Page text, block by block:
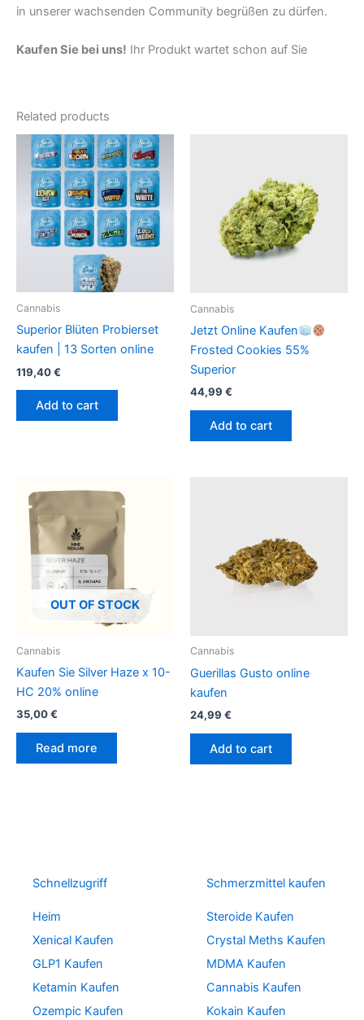
in unserer wachsenden Community begrüßen zu dürfen.
Kaufen Sie bei uns! Ihr Produkt wartet schon auf Sie
Related products
Cannabis
Superior Blüten Probierset
kaufen | 13 Sorten online
119,40€
Add to cart
Cannabis
Jetzt Online Kaufen
Frosted Cookies 55%
Superior
44,99 €
Add to cart
OUT OF STOCK
Cannabis
Kaufen Sie Silver Haze x 10-
HC 20% online
35,00€
Read more
Cannabis
Guerillas Gusto online
kaufen
24,99 €
Add to cart
Schnellzugriff
Heim
Xenical Kaufen
GLP1 Kaufen
Ketamin Kaufen
Ozempic Kaufen
Schmerzmittel kaufen
Steroide Kaufen
Crystal Meths Kaufen
MDMA Kaufen
Cannabis Kaufen
Kokain Kaufen